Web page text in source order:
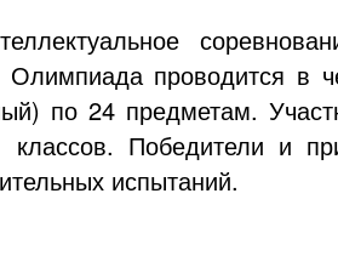
проводится в
по 24 предметам.
Победители и
испытаний.